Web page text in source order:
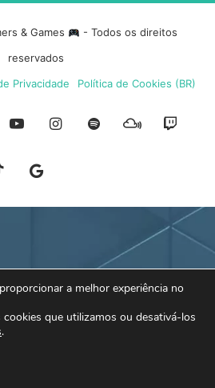
& Games
- Todos os direitos
reservados
Privacidade Política de Cookies (BR)
YouTubeInstagram
SpotifyMixcloud
TikTokGoogle
NewsSky
a melhor experiência no
que utilizamos ou desativá-los
.